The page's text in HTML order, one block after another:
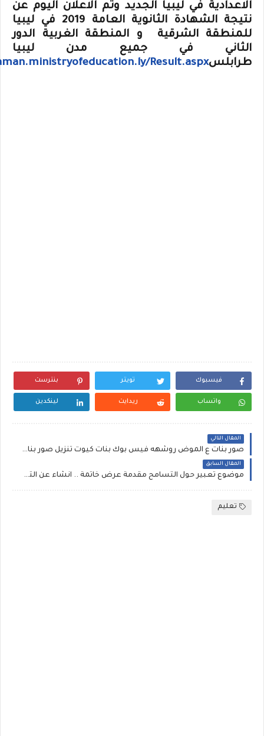
الاعدادية في ليبيا الجديد وتم الاعلان اليوم عن
نتيجة الشهادة الثانوية العامة 2019 في ليبيا
للمنطقة الشرقية و المنطقة الغربية الدور
الثاني في جميع مدن ليبيا
طرابلسResult.aspx
فيسبوك تويتر بنترست
واتساب ريدايت لينكدين
المقال التالي
صور بنات ع الموض روشهه فيس بوك بنات كيوت تنزيل صور بنات سعوديات اجمل بنات العالم تايلور سويفت بنات مبسوطة بالصور بنات عسل تنزيل صور مزز عسل ديبيكا بادكون
المقال السابق
موضوع تعبير حول التسامح مقدمة عرض خاتمة .. انشاء عن التسامح والتعايش السلمي ~ موضوع تعبير عن التسامح بالانجليزي مترجم عربي
تعليم